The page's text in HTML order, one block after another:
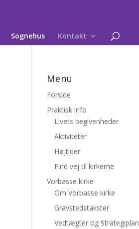
Sognehus Kontakt
Menu
Forside
Praktisk info
Livets begivenheder
Aktiviteter
Højtider
Find vej til kirkerne
Vorbasse kirke
Om Vorbasse kirke
Gravstedstakster
Vedtægter og Strategiplan